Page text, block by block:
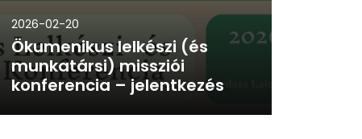
2026-02-20
Ökumenikus lelkészi (és
munkatársi) missziói
konferencia – jelentkezés